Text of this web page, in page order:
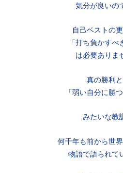
気分が良いの
自己ベストの
「打ち負かすべ
は必要ありま
真の勝利
「弱い自分に勝
みたいな教
何千年も前から世
物語で語られて